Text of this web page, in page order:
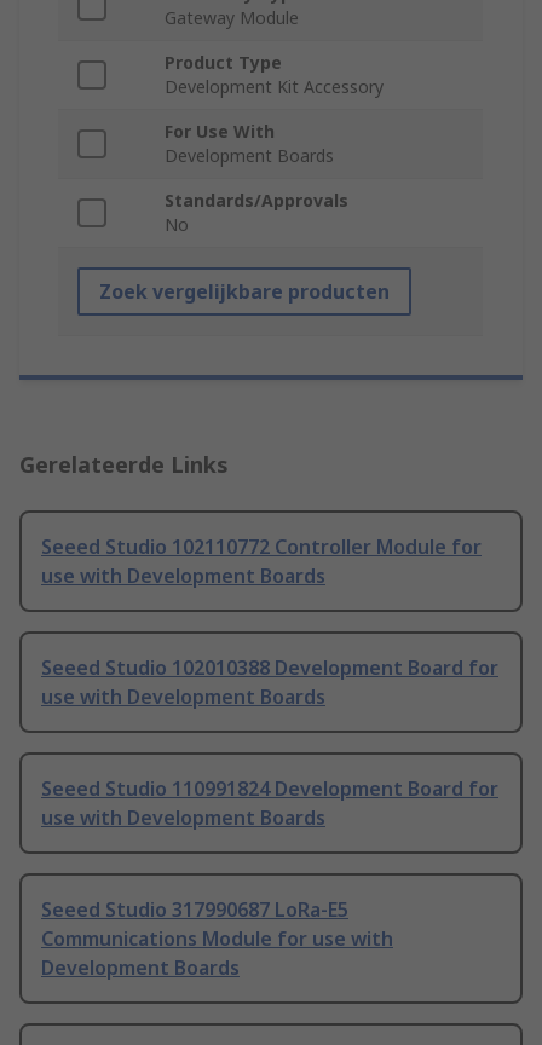
Gateway Module
Product Type
Development Kit Accessory
For Use With
Development Boards
Standards/Approvals
No
Zoek vergelijkbare producten
Gerelateerde Links
Seeed Studio 102110772 Controller Module for
use with Development Boards
Seeed Studio 102010388 Development Board for
use with Development Boards
Seeed Studio 110991824 Development Board for
use with Development Boards
Seeed Studio 317990687 LoRa-E5
Communications Module for use with
Development Boards